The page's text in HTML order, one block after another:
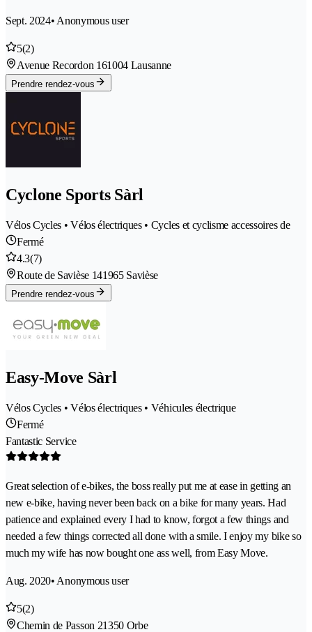
Sept. 2024• Anonymous user
5(2)
Avenue Recordon 161004 Lausanne
Prendre rendez-vous
Cyclone Sports Sàrl
Vélos Cycles • Vélos électriques • Cycles et cyclisme accessoires de
Fermé
4.3(7)
Route de Savièse 141965 Savièse
Prendre rendez-vous
Easy-Move Sàrl
Vélos Cycles • Vélos électriques • Véhicules électrique
Fermé
Fantastic Service
Great selection of e-bikes, the boss really put me at ease in getting an
new e-bike, having never been back on a bike for many years. Had
patience and explained every I had to know, forgot a few things and
needed a few things corrected all done with a smile. I enjoy my bike so
much my wife has now bought one ass well, from Easy Move.
Aug. 2020• Anonymous user
5(2)
Chemin de Passon 21350 Orbe